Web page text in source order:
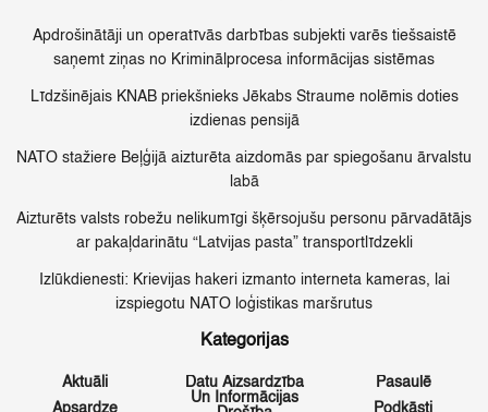
Apdrošinātāji un operatīvās darbības subjekti varēs tiešsaistē
saņemt ziņas no Kriminālprocesa informācijas sistēmas
Līdzšinējais KNAB priekšnieks Jēkabs Straume nolēmis doties
izdienas pensijā
NATO stažiere Beļģijā aizturēta aizdomās par spiegošanu ārvalstu
labā
Aizturēts valsts robežu nelikumīgi šķērsojušu personu pārvadātājs
ar pakaļdarinātu “Latvijas pasta” transportlīdzekli
Izlūkdienesti: Krievijas hakeri izmanto interneta kameras, lai
izspiegotu NATO loģistikas maršrutus
Kategorijas
Aktuāli
Apsardze
Datu Aizsardzība
Un Informācijas
Pasaulē
Podkāsti